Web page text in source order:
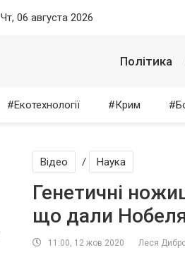
Чт, 06 августа 2026
Політика
Екотехнології Крим
Відео / Наука
Генетичні
що дали
11:00, 12 жов 2020 Леся